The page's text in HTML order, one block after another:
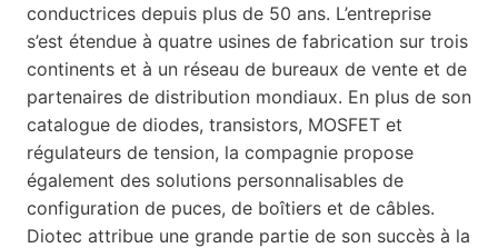
conductrices depuis plus de 50 ans. L’entreprise
s’est étendue à quatre usines de fabrication sur trois
continents et à un réseau de bureaux de vente et de
partenaires de distribution mondiaux. En plus de son
catalogue de diodes, transistors, MOSFET et
régulateurs de tension, la compagnie propose
également des solutions personnalisables de
configuration de puces, de boîtiers et de câbles.
Diotec attribue une grande partie de son succès à la